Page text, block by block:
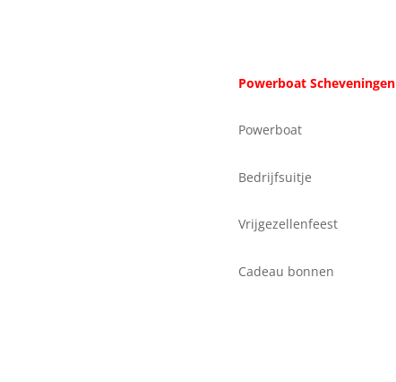
Powerboat Scheveningen
Powerboat
Bedrijfsuitje
Vrijgezellenfeest
Cadeau bonnen